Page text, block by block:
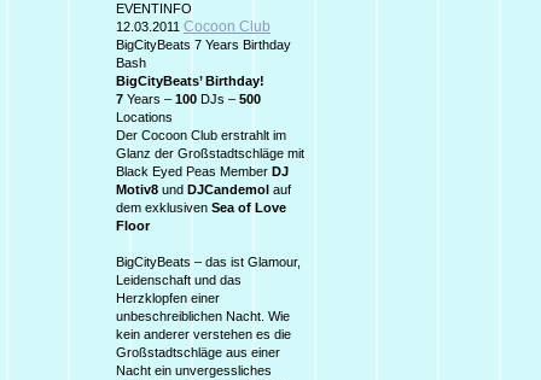
EVENTINFO
12.03.2011 Cocoon Club
BigCityBeats 7 Years Birthday
Bash
BigCityBeats’ Birthday!
7 Years – 100 DJs – 500
Locations
Der Cocoon Club erstrahlt im
Glanz der Großstadtschläge mit
Black Eyed Peas Member DJ
Motiv8 und DJCandemol auf
dem exklusiven Sea of Love
Floor
BigCityBeats – das ist Glamour,
Leidenschaft und das
Herzklopfen einer
unbeschreiblichen Nacht. Wie
kein anderer verstehen es die
Großstadtschläge aus einer
Nacht ein unvergessliches